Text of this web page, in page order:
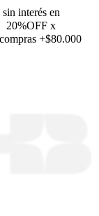
interés en
20%OFF x
+$80.000